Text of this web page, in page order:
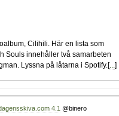
Cilihili. Här en lista som
Souls innehåller två samarbeten
Lyssna på låtarna i Spotify.[...]
4.1 @binero